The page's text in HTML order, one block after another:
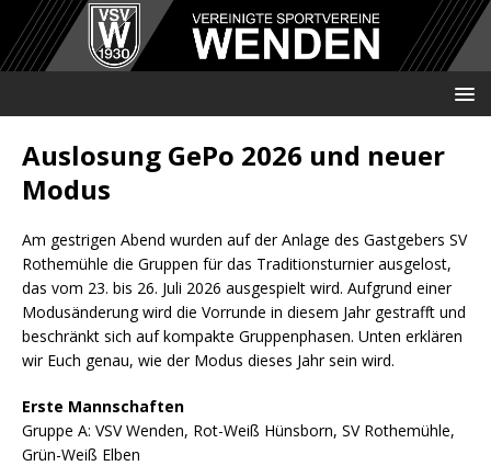
Auslosung GePo 2026 und neuer
Modus
Am gestrigen Abend wurden auf der Anlage des Gastgebers SV
Rothemühle die Gruppen für das Traditionsturnier ausgelost,
das vom 23. bis 26. Juli 2026 ausgespielt wird. Aufgrund einer
Modusänderung wird die Vorrunde in diesem Jahr gestrafft und
beschränkt sich auf kompakte Gruppenphasen. Unten erklären
wir Euch genau, wie der Modus dieses Jahr sein wird.
Erste Mannschaften
Gruppe A: VSV Wenden, Rot-Weiß Hünsborn, SV Rothemühle,
Grün-Weiß Elben